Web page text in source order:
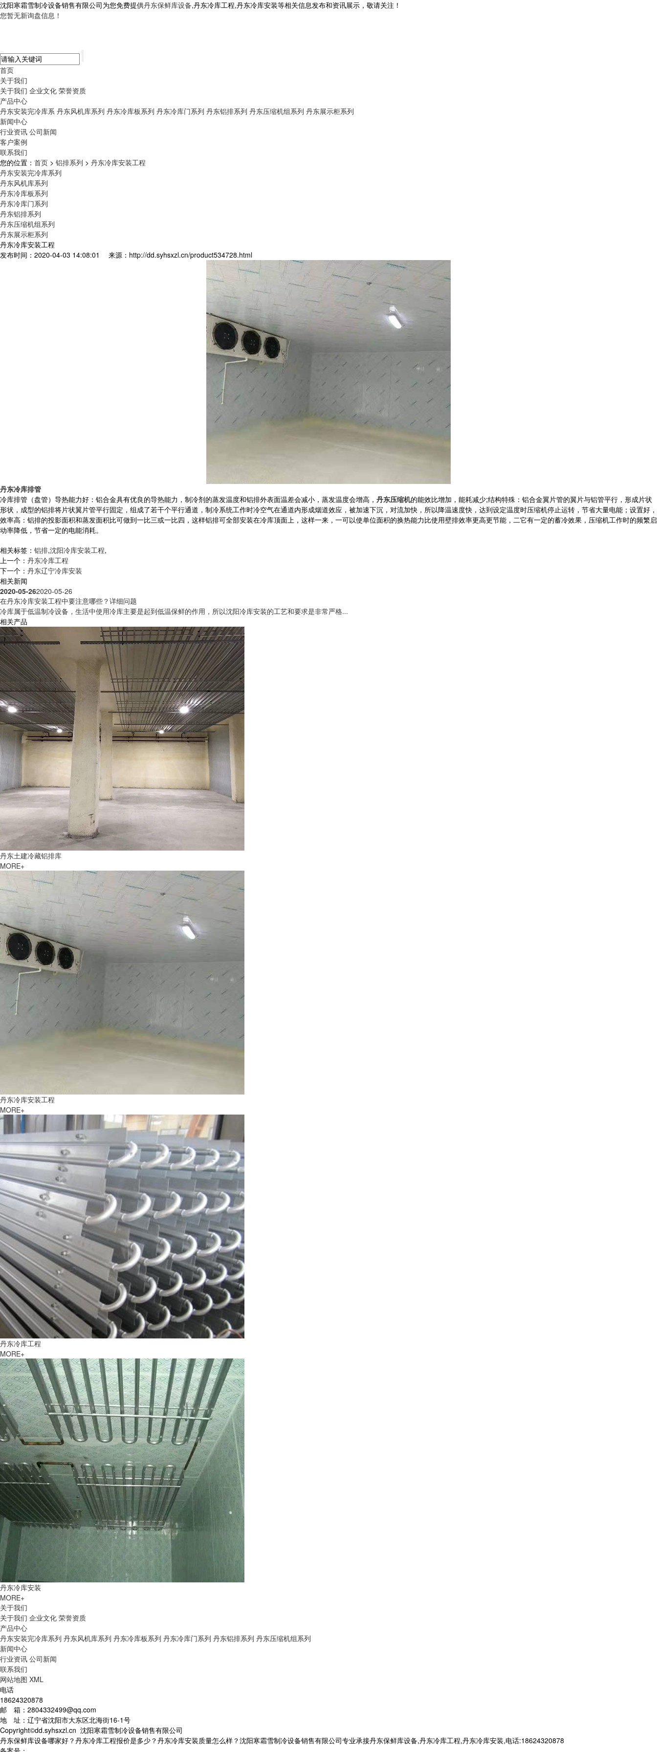
沈阳寒霜雪制冷设备销售有限公司为您免费提供丹东保鲜库设备,丹东冷库工程,丹东冷库安装等相关信息发布和资讯展示，敬请关注！
您暂无新询盘信息！
首页
关于我们
关于我们 企业文化 荣誉资质
产品中心
丹东安装完冷库系 丹东风机库系列 丹东冷库板系列 丹东冷库门系列 丹东铝排系列 丹东压缩机组系列 丹东展示柜系列
新闻中心
行业资讯 公司新闻
客户案例
联系我们
您的位置： 首页 > 铝排系列 > 丹东冷库安装工程
丹东安装完冷库系列
丹东风机库系列
丹东冷库板系列
丹东冷库门系列
丹东铝排系列
丹东压缩机组系列
丹东展示柜系列
丹东冷库安装工程
发布时间：2020-04-03 14:08:01
来源：http://dd.syhsxzl.cn/product534728.html
丹东冷库排管
冷库排管（盘管）导热能力好：铝合金具有优良的导热能力，制冷剂的蒸发温度和铝排外表面温差会减小，蒸发温度会增高， 丹东压缩机的能效比增加，能耗减少;结构特殊：铝合金翼片管的翼片与铝管平行，形成片状
形状，成型的铝排将片状翼片管平行固定，组成了若干个平行通道，制冷系统工作时冷空气在通道内形成烟道效应，被加速下沉，对流加快，所以降温速度快，达到设定温度时压缩机停止运转，节省大量电能；设置好，
效率高：铝排的投影面积和蒸发面积比可做到一比三或一比四，这样铝排可全部安装在冷库顶面上，这样一来，一可以使单位面积的换热能力比使用壁排效率更高更节能，二它有一定的蓄冷效果，压缩机工作时的频繁启
动率降低，节省一定的电能消耗。
相关标签： 铝排,沈阳冷库安装工程,
上一个： 丹东冷库工程
下一个： 丹东辽宁冷库安装
相关新闻
2020-05-262020-05-26
在丹东冷库安装工程中要注意哪些？详细问题
冷库属于低温制冷设备，生活中使用冷库主要是起到低温保鲜的作用，所以沈阳冷库安装的工艺和要求是非常严格...
相关产品
丹东土建冷藏铝排库
MORE+
丹东冷库安装工程
MORE+
丹东冷库工程
MORE+
丹东冷库安装
MORE+
关于我们
关于我们 企业文化 荣誉资质
产品中心
丹东安装完冷库系列 丹东风机库系列 丹东冷库板系列 丹东冷库门系列 丹东铝排系列 丹东压缩机组系列
新闻中心
行业资讯 公司新闻
联系我们
网站地图 XML
电话
18624320878
邮 箱：2804332499@qq.com
地 址：辽宁省沈阳市大东区北海街16-1号
Copyright©dd.syhsxzl.cn 沈阳寒霜雪制冷设备销售有限公司
丹东保鲜库设备哪家好？丹东冷库工程报价是多少？丹东冷库安装质量怎么样？沈阳寒霜雪制冷设备销售有限公司专业承接丹东保鲜库设备,丹东冷库工程,丹东冷库安装,电话:18624320878